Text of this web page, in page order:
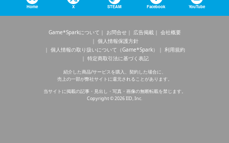
Home X STEAM Facebook YouTube
Game*Sparkについて お問合せ 広告掲載
会社概要
個人情報保護方針
個人情報の取り扱いについて（Game*Spark）
利用規約
特定商取引法に基づく表記
紹介した商品/サービスを購入、契約した場合に、
売上の一部が弊社サイトに還元されることがあります。
当サイトに掲載の記事・見出し・写真・画像の無断転載を禁じます。
Copyright © 2026 IID, Inc.